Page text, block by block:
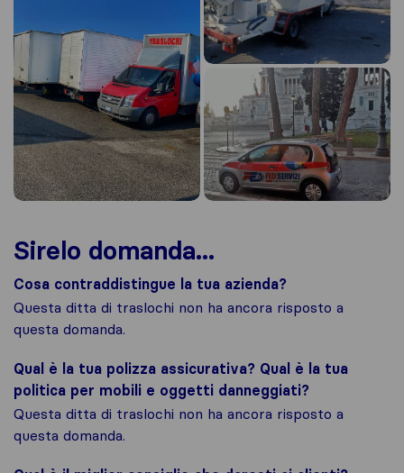
Sirelo domanda...
Cosa contraddistingue la tua azienda?
Questa ditta di traslochi non ha ancora risposto a
questa domanda.
Qual è la tua polizza assicurativa? Qual è la tua
politica per mobili e oggetti danneggiati?
Questa ditta di traslochi non ha ancora risposto a
questa domanda.